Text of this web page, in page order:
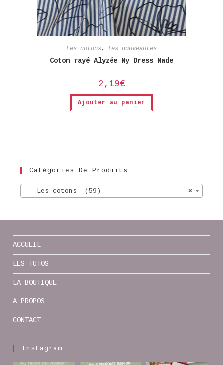
Les cotons, Les nouveautés
Coton rayé Alyzée My Dress Made
2,19€
Ajouter au panier
Catégories De Produits
×
Les cotons (59)
ACCUEIL
LES TUTOS
LA BOUTIQUE
A PROPOS
CONTACT
Instagram